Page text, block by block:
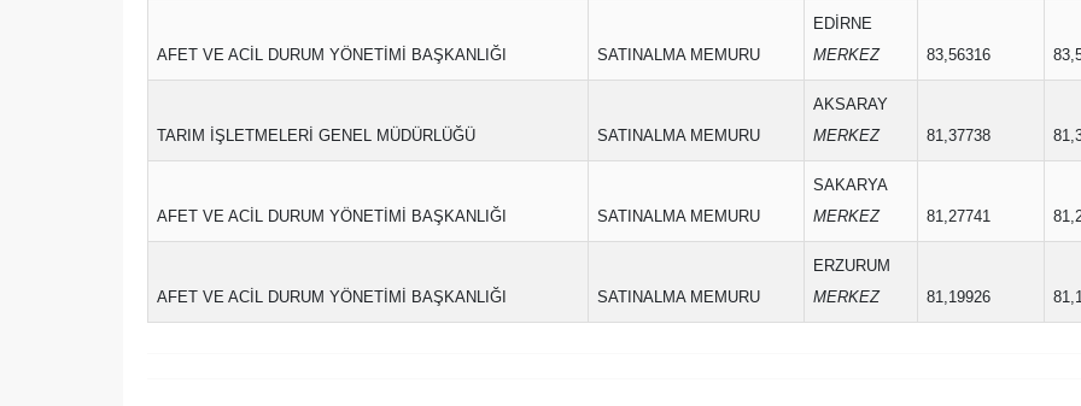
AFET VE ACİL DURUM YÖNETİMİ BAŞKANLIĞI SATINALMA MEMURU
EDİRNE
MERKEZ
83,56316
TARIM İŞLETMELERİ GENEL MÜDÜRLÜĞÜ SATINALMA MEMURU
AKSARAY
MERKEZ
81,37738
AFET VE ACİL DURUM YÖNETİMİ BAŞKANLIĞI SATINALMA MEMURU
SAKARYA
MERKEZ
81,27741
AFET VE ACİL DURUM YÖNETİMİ BAŞKANLIĞI SATINALMA MEMURU
ERZURUM
MERKEZ
81,19926